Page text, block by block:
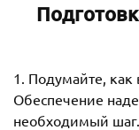
1. Подумайте,
Обеспечение
необходимый шаг.